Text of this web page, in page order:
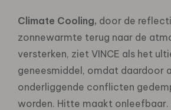
Climate Cooling, door de
zonnewarmte terug naar de
versterken, ziet VINCE als het
geneesmiddel, omdat daardoor
onderliggende conflicten
worden. Hitte maakt onleefbaar.